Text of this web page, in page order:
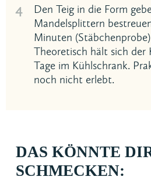
4
Den Teig in die Form
Mandelsplittern
Minuten
Theoretisch hält sich der
Tage im Kühlschrank.
noch nicht erlebt.
DAS KÖNNTE
SCHMECKEN: